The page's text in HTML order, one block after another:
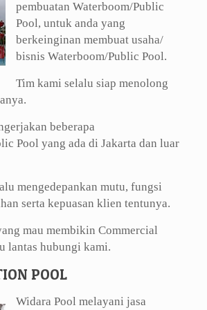
pembuatan Waterboom/Public
Pool, untuk anda yang
berkeinginan membuat usaha/
bisnis Waterboom/Public Pool.
Tim kami selalu siap menolong
beberapa
Pool yang ada di Jakarta dan luar
mengedepankan mutu, fungsi
serta kepuasan klien tentunya.
mau membikin Commercial
lantas hubungi kami.
POOL
Widara Pool melayani jasa